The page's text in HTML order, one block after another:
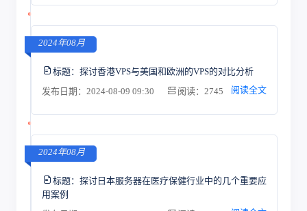
2024年08月
标题： 探讨香港VPS与美国和欧洲的VPS的对比分析
发布日期：2024-08-09 09:30
阅读：2745 阅读全文
2024年08月
标题： 探讨日本服务器在医疗保健行业中的几个重要应
用案例